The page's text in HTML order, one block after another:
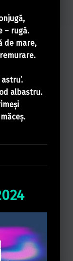
– rugă.
de mare,
albastru.
măceş.